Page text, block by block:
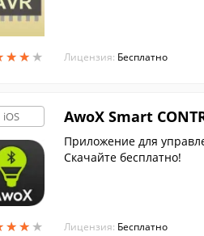
★★ ★
★★ ★ Лицензия: Бесплатно
iOS
★★ ★
★★ ★
AwoX Smart
Приложение для
Скачайте бесплатно!
Лицензия: Бесплатно